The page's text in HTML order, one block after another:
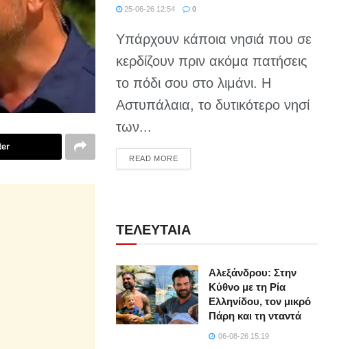
25-06-26 12:54 0
Υπάρχουν κάποια νησιά που σε
κερδίζουν πριν ακόμα πατήσεις
το πόδι σου στο λιμάνι. Η
Αστυπάλαια, το δυτικότερο νησί
των...
READ MOREDETAILS
ΤΕΛΕΥΤΑΙΑ
Αλεξάνδρου: Στην
Κύθνο με τη Ρία
Ελληνίδου, τον μικρό
Πάρη και τη νταντά
06-08-26 15:19